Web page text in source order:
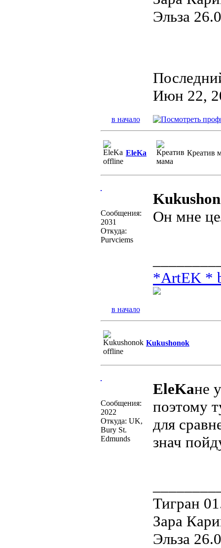
Эльза
Июн 22,
в начало
EleKa Креатив
Сообщения:
2031
Откуда:
Purvciems
Он мне
*ArtEK *
в начало
Kukushonok
Сообщения:
2022
Откуда: UK,
Bury St.
Edmunds
EleKaне
поэтому
для
знач
Тигран
Зара
Эльза